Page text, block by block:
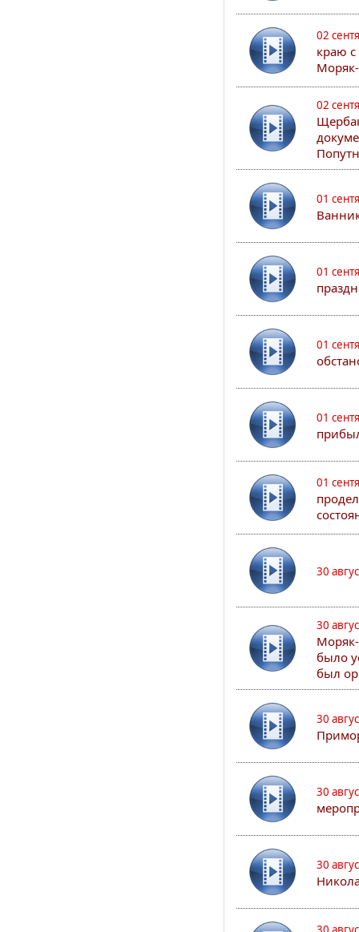
02
краю
02
01
01
01
01
01
30
30
было
был
30
30
30